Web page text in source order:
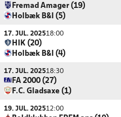
Fremad Amager (19)
Holbæk B&I (5)
17. JUL. 202518:00
HIK (20)
Holbæk B&I (4)
17. JUL. 202518:30
FA 2000 (27)
F.C. Gladsaxe (1)
19. JUL. 202512:00